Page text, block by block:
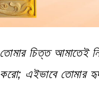
তোমার চিত্ত আমাতেই
করো; এইভাবে তোমার